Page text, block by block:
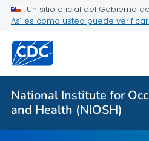
Un sitio oficial del Gobierno
Así es como usted puede
National Institute for
and Health (NIOSH)
Para todos
El estrés por calor
Recomendaciones
Recursos de comunicación